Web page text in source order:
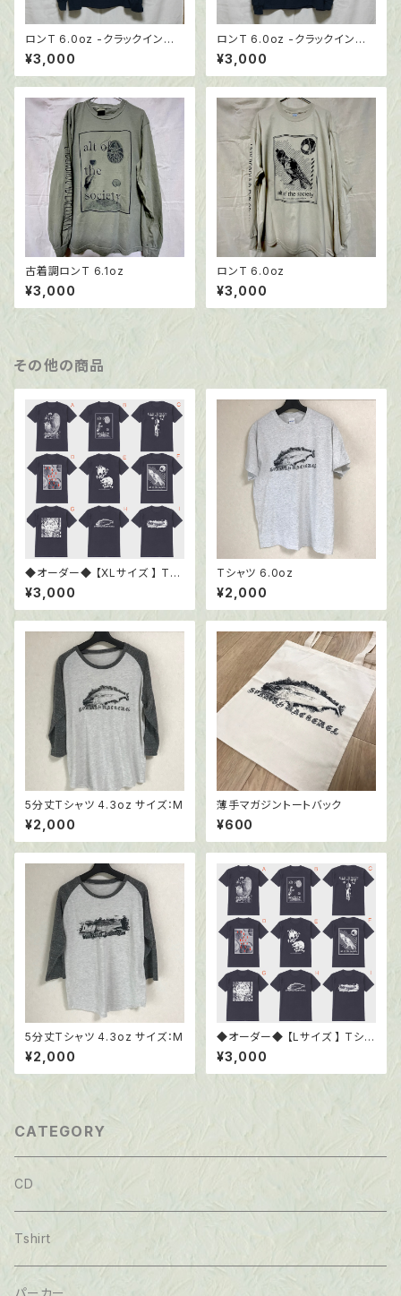
ロンT 6.0oz -クラックインク
仕様
¥3,000
ロンT 6.0oz -クラックインク
仕様
¥3,000
古着調ロンT 6.1oz
¥3,000
ロンT 6.0oz
¥3,000
その他の商品
◆オーダー◆ 【XLサイズ 】 Tシ
ャツ6.0oz ブラック
¥3,000
Tシャツ 6.0oz
¥2,000
5分丈Tシャツ 4.3oz サイズ：M
¥2,000
薄手マガジントートバック
¥600
5分丈Tシャツ 4.3oz サイズ：M
¥2,000
◆オーダー◆ 【Lサイズ 】 Tシャ
ツ6.0oz ブラック
¥3,000
CATEGORY
CD
Tshirt
パーカー